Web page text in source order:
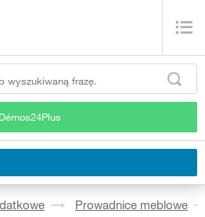
Démos24Plus
Prowadnice meblowe